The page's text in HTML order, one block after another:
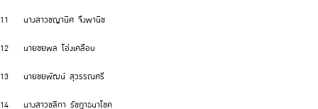
11 นางสาวชญานิศ จึงพานิช
12 นายชยพล โอ่งเคลือบ
13 นายชยพัฒน์ สุวรรณศรี
14 นางสาวชลิกา รัชฎาธนาโชค